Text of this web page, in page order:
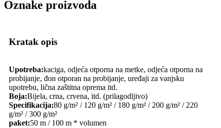
Oznake proizvoda
Kratak opis
Upotreba:kaciga, odjeća otporna na metke, odjeća otporna na
probijanje, đon otporan na probijanje, uređaji za vanjsku
upotrebu, lična zaštitna oprema itd.
Boja:Bijela, crna, crvena, itd. (prilagodljivo)
Specifikacija:80 g/m² / 120 g/m² / 180 g/m² / 200 g/m² / 220
g/m² / 300 g/m²
paket:50 m / 100 m * volumen